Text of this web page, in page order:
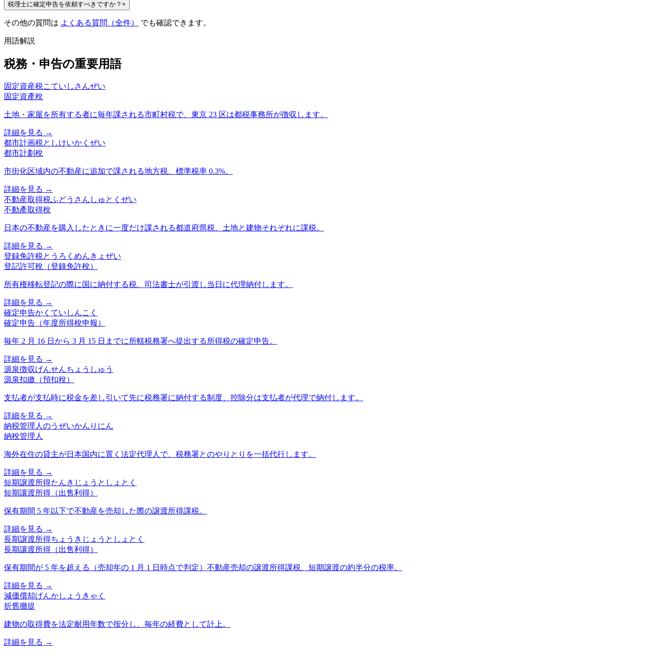
税理士に確定申告を依頼すべきですか？ +
その他の質問は よくある質問（全件） でも確認できます。
用語解説
税務・申告の重要用語
固定資産税こていしさんぜい
固定資產稅
土地・家屋を所有する者に毎年課される市町村税で、東京 23 区は都税事務所が徴収します。
詳細を見る →
都市計画税としけいかくぜい
都市計劃稅
市街化区域内の不動産に追加で課される地方税、標準税率 0.3%。
詳細を見る →
不動産取得税ふどうさんしゅとくぜい
不動產取得稅
日本の不動産を購入したときに一度だけ課される都道府県税、土地と建物それぞれに課税。
詳細を見る →
登録免許税とうろくめんきょぜい
登記許可稅（登錄免許稅）
所有権移転登記の際に国に納付する税、司法書士が引渡し当日に代理納付します。
詳細を見る →
確定申告かくていしんこく
確定申告（年度所得稅申報）
毎年 2 月 16 日から 3 月 15 日までに所轄税務署へ提出する所得税の確定申告。
詳細を見る →
源泉徴収げんせんちょうしゅう
源泉扣繳（預扣稅）
支払者が支払時に税金を差し引いて先に税務署に納付する制度、控除分は支払者が代理で納付します。
詳細を見る →
納税管理人 のうぜいかんりにん
納稅管理人
海外在住の貸主が日本国内に置く法定代理人で、税務署とのやりとりを一括代行します。
詳細を見る →
短期譲渡所得たんきじょうとしょとく
短期讓渡所得（出售利得）
保有期間 5 年以下で不動産を売却した際の譲渡所得課税。
詳細を見る →
長期譲渡所得ちょうきじょうとしょとく
長期讓渡所得（出售利得）
保有期間が 5 年を超える（売却年の 1 月 1 日時点で判定）不動産売却の譲渡所得課税、短期譲渡の約半分の税率。
詳細を見る →
減価償却げんかしょうきゃく
折舊攤提
建物の取得費を法定耐用年数で按分し、毎年の経費として計上。
詳細を見る →